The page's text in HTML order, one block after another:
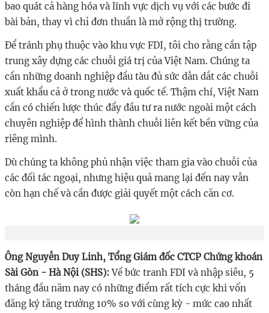
bao quát cả hàng hóa và lĩnh vực dịch vụ với các bước đi
bài bản, thay vì chỉ đơn thuần là mở rộng thị trường.
Để tránh phụ thuộc vào khu vực FDI, tôi cho rằng cần tập
trung xây dựng các chuỗi giá trị của Việt Nam. Chúng ta
cần những doanh nghiệp đầu tàu đủ sức dẫn dắt các chuỗi
xuất khẩu cả ở trong nước và quốc tế. Thậm chí, Việt Nam
cần có chiến lược thúc đẩy đầu tư ra nước ngoài một cách
chuyên nghiệp để hình thành chuỗi liên kết bền vững của
riêng mình.
Dù chúng ta không phủ nhận việc tham gia vào chuỗi của
các đối tác ngoại, nhưng hiệu quả mang lại đến nay vẫn
còn hạn chế và cần được giải quyết một cách căn cơ.
Ông Nguyễn Duy Linh, Tổng Giám đốc CTCP Chứng khoán
Sài Gòn - Hà Nội (SHS):Về bức tranh FDI và nhập siêu, 5
tháng đầu năm nay có những điểm rất tích cực khi vốn
đăng ký tăng trưởng 10% so với cùng kỳ - mức cao nhất